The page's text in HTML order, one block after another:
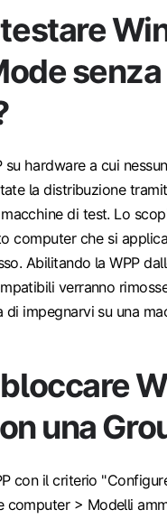
su hardware a cui
la distribuzione
di test. Lo
computer che si
Abilitando la WPP
verranno
di impegnarvi su una
una
con il criterio
computer > Modelli